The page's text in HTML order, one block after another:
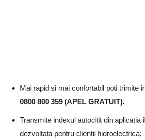
Mai rapid si mai confortabil poti trimite
0800 800 359 (APEL GRATUIT).
Transmite indexul autocitit din aplicatia
dezvoltata pentru clientii hidroelectrica;